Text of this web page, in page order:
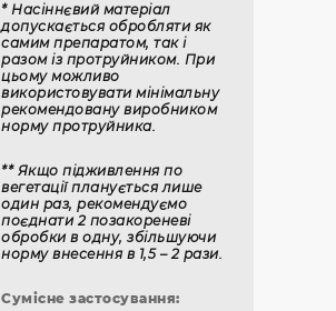
* Насіннєвий матеріал
допускається обробляти як
самим препаратом, так і
разом із протруйником. При
цьому можливо
використовувати мінімальну
рекомендовану виробником
норму протруйника.
** Якщо підживлення по
вегетації планується лише
один раз, рекомендуємо
поєднати 2 позакореневі
обробки в одну, збільшуючи
норму внесення в 1,5 – 2 рази.
Сумісне застосування: